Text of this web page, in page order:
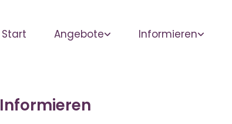
Start Angebote Informieren
Informieren